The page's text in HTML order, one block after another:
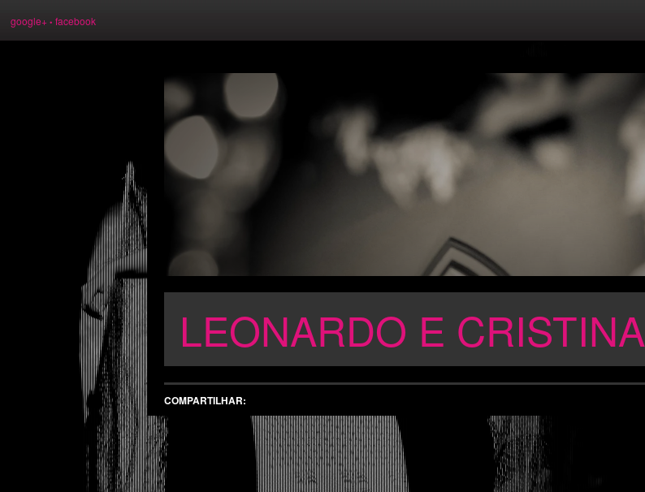
google+ • facebook
LEONARDO E CRISTINA
COMPARTILHAR: